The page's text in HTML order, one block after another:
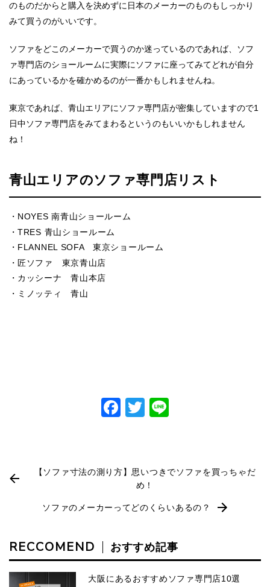
のものだからと購入を決めずに日本のメーカーのものもしっかり
みて買うのがいいです。
ソファをどこのメーカーで買うのか迷っているのであれば、ソフ
ァ専門店のショールームに実際にソファに座ってみてどれが自分
にあっているかを確かめるのが一番かもしれませんね。
東京であれば、青山エリアにソファ専門店が密集していますので1
日中ソファ専門店をみてまわるというのもいいかもしれません
ね！
青山エリアのソファ専門店リスト
NOYES 南青山ショールーム
TRES 青山ショールーム
FLANNEL SOFA 東京ショールーム
匠ソファ 東京青山店
カッシーナ 青山本店
ミノッティ 青山
Facebook
Twitter
【ソファ寸法の測り方】思いつきでソファを買っちゃだ
め！
ソファのメーカーってどのくらいあるの？
RECCOMEND おすすめ記事
大阪にあるおすすめソファ専門店10選